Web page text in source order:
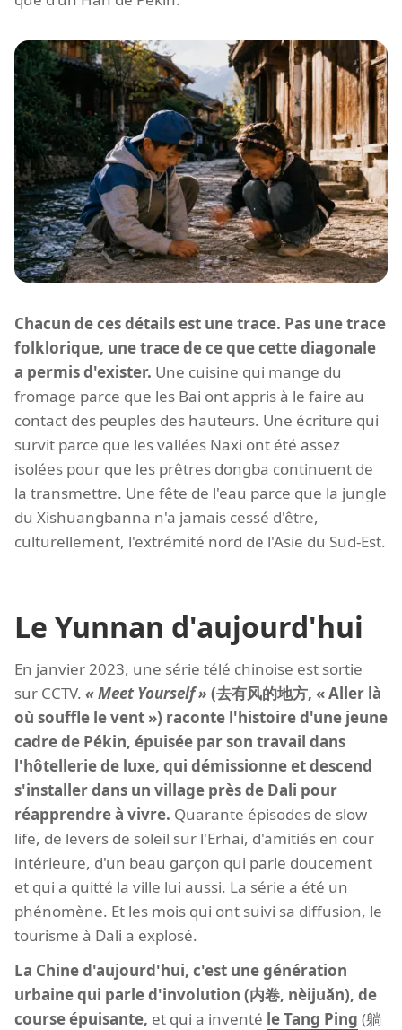
Chacun de ces détails est une trace. Pas une trace
folklorique, une trace de ce que cette diagonale
a permis d'exister. Une cuisine qui mange du
fromage parce que les Bai ont appris à le faire au
contact des peuples des hauteurs. Une écriture qui
survit parce que les vallées Naxi ont été assez
isolées pour que les prêtres dongba continuent de
la transmettre. Une fête de l'eau parce que la jungle
du Xishuangbanna n'a jamais cessé d'être,
culturellement, l'extrémité nord de l'Asie du Sud-Est.
Le Yunnan d'aujourd'hui
En janvier 2023, une série télé chinoise est sortie
sur CCTV. « Meet Yourself » (去有风的地方, « Aller là
où souffle le vent ») raconte l'histoire d'une jeune
cadre de Pékin, épuisée par son travail dans
l'hôtellerie de luxe, qui démissionne et descend
s'installer dans un village près de Dali pour
réapprendre à vivre. Quarante épisodes de slow
life, de levers de soleil sur l'Erhai, d'amitiés en cour
intérieure, d'un beau garçon qui parle doucement
et qui a quitté la ville lui aussi. La série a été un
phénomène. Et les mois qui ont suivi sa diffusion, le
tourisme à Dali a explosé.
La Chine d'aujourd'hui, c'est une génération
urbaine qui parle d'involution (内卷, nèijuǎn), de
course épuisante, et qui a inventé le Tang Ping (躺